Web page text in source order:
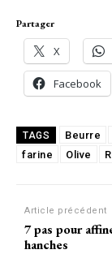
Partager
X
Facebook
TAGS Beurre
farine
Olive
Article précédent
7 pas pour
hanches